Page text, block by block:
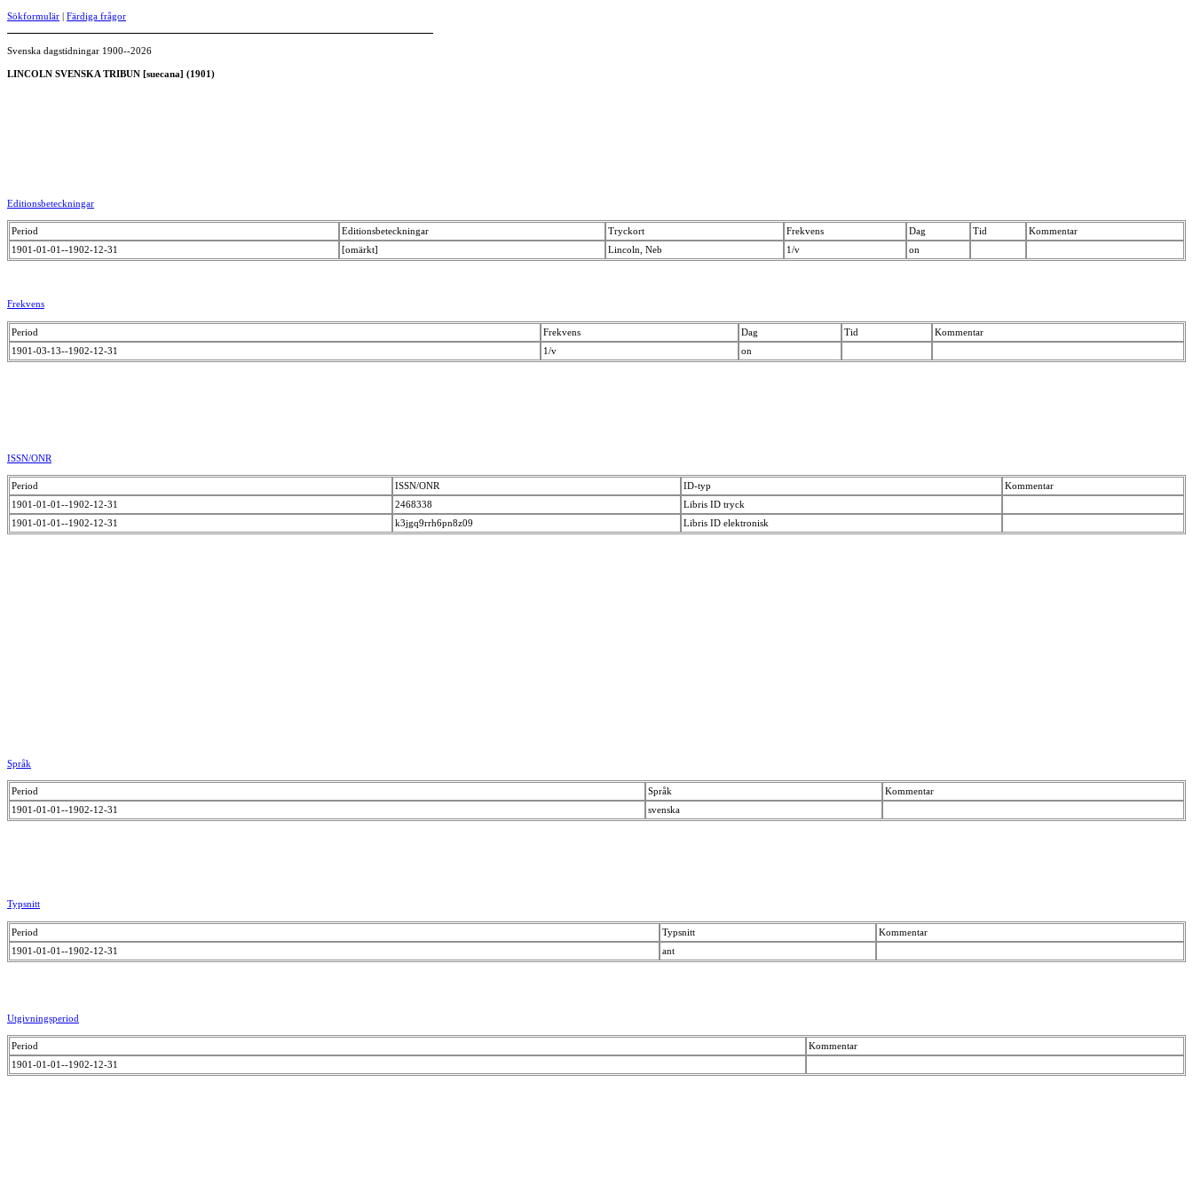
Sökformulär | Färdiga frågor
Svenska dagstidningar 1900--2026
LINCOLN SVENSKA TRIBUN [suecana] (1901)
Editionsbeteckningar
Period Editionsbeteckningar Tryckort Frekvens Dag Tid
Kommentar
1901-01-01--1902-12-31
[omärkt] Lincoln, Neb 1/v on
Frekvens
Period Frekvens Dag Tid
Kommentar
1901-03-13--1902-12-31
1/v on
ISSN/ONR
Period ISSN/ONR ID-typ
Kommentar
1901-01-01--1902-12-31
2468338
Libris ID tryck
1901-01-01--1902-12-31
k3jgq9rrh6pn8z09 Libris ID elektronisk
Språk
Period Språk
Kommentar
1901-01-01--1902-12-31
svenska
Typsnitt
Period Typsnitt
Kommentar
1901-01-01--1902-12-31
ant
Utgivningsperiod
Period
Kommentar
1901-01-01--1902-12-31